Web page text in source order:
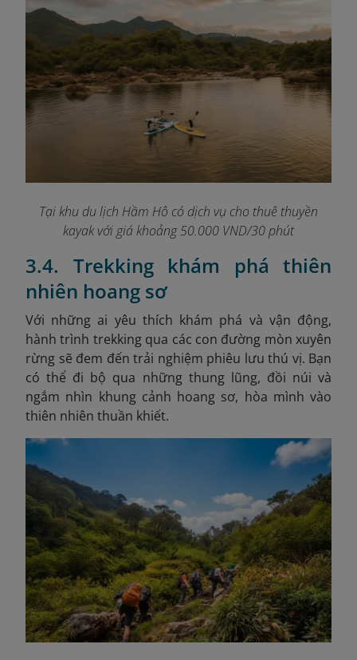
Tại khu du lịch Hầm Hô có dịch vụ cho thuê thuyền
kayak với giá khoảng 50.000 VND/30 phút
3.4. Trekking khám phá thiên
nhiên hoang sơ
Với những ai yêu thích khám phá và vận động,
hành trình trekking qua các con đường mòn xuyên
rừng sẽ đem đến trải nghiệm phiêu lưu thú vị. Bạn
có thể đi bộ qua những thung lũng, đồi núi và
ngắm nhìn khung cảnh hoang sơ, hòa mình vào
thiên nhiên thuần khiết.